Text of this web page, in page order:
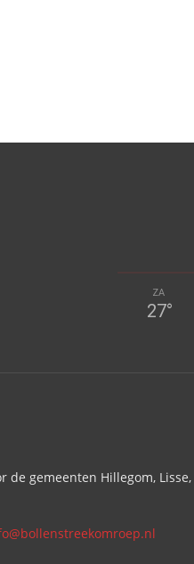
ZA
27°
de gemeenten Hillegom, Lisse,